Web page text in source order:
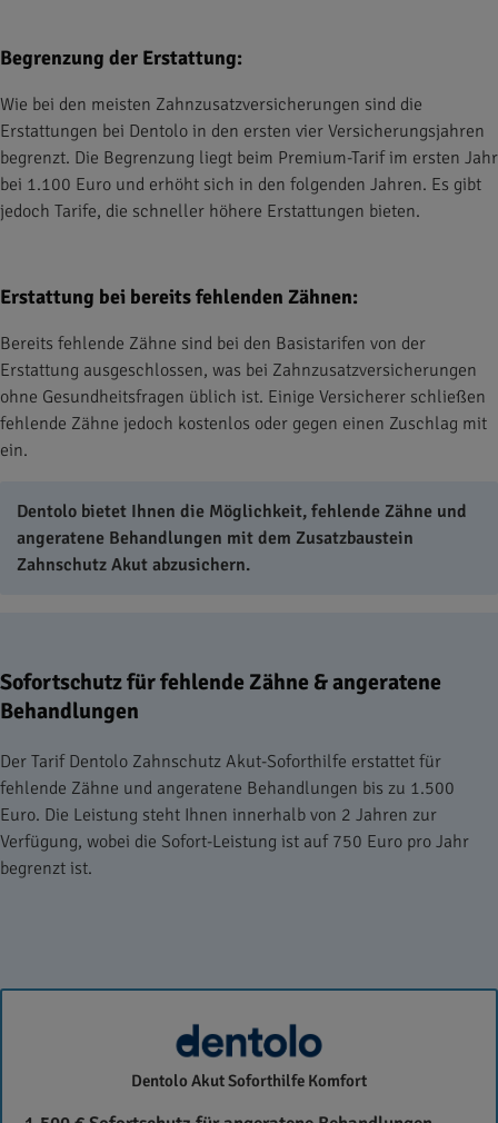
Begrenzung der Erstattung:
Wie bei den meisten Zahnzusatzversicherungen sind die
Erstattungen bei Dentolo in den ersten vier Versicherungsjahren
begrenzt. Die Begrenzung liegt beim Premium-Tarif im ersten Jahr
bei 1.100 Euro und erhöht sich in den folgenden Jahren. Es gibt
jedoch Tarife, die schneller höhere Erstattungen bieten.
Erstattung bei bereits fehlenden Zähnen:
Bereits fehlende Zähne sind bei den Basistarifen von der
Erstattung ausgeschlossen, was bei Zahnzusatzversicherungen
ohne Gesundheitsfragen üblich ist. Einige Versicherer schließen
fehlende Zähne jedoch kostenlos oder gegen einen Zuschlag mit
ein.
Dentolo bietet Ihnen die Möglichkeit, fehlende Zähne und
angeratene Behandlungen mit dem Zusatzbaustein
Zahnschutz Akut abzusichern.
Sofortschutz für fehlende Zähne & angeratene
Behandlungen
Der Tarif Dentolo Zahnschutz Akut-Soforthilfe erstattet für
fehlende Zähne und angeratene Behandlungen bis zu 1.500
Euro. Die Leistung steht Ihnen innerhalb von 2 Jahren zur
Verfügung, wobei die Sofort-Leistung ist auf 750 Euro pro Jahr
begrenzt ist.
dentolo
Dentolo Akut Soforthilfe Komfort